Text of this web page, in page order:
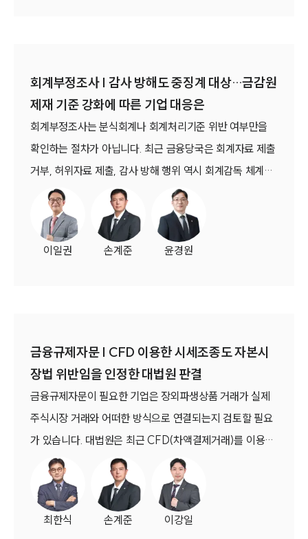
회계부정조사 | 감사 방해도 중징계 대상…금감원
제재 기준 강화에 따른 기업 대응은
회계부정조사는 분식회계나 회계처리기준 위반 여부만을
확인하는 절차가 아닙니다. 최근 금융당국은 회계자료 제출
거부, 허위자료 제출, 감사 방해 행위 역시 회계감독 체계를
훼손하는 중대한 위반행위로 보고 제재 수위를 강화하겠다
는 방침을 밝혔습니다.
이일권 손계준 윤경원
금융규제자문 | CFD 이용한 시세조종도 자본시
장법 위반임을 인정한 대법원 판결
금융규제자문이 필요한 기업은 장외파생상품 거래가 실제
주식시장 거래와 어떠한 방식으로 연결되는지 검토할 필요
가 있습니다. 대법원은 최근 CFD(차액결제거래)를 이용한
주문이 증권사를 거쳐 실제 상장주식에 대한 시세조종성 거
래로 이어진 경우 자본시장법상 시세조종행위가 성립할 수
있다고 판단하였습니다. (대법원 2026. 5. 20. 선고 2025
도21859 판결)
최한식 손계준 이강일